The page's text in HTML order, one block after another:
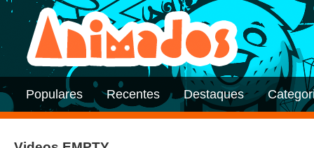
Populares Recentes Destaques